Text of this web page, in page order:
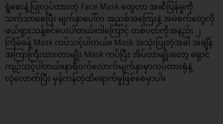
ရွံစေးနဲ့ ပြုလုပ်ထားတဲ့ Face Mask တွေဟာ အဆီပြန်မှုကို
သက်သာစေပြီး မျက်နှာပေါ်က အညစ်အကြေးနဲ့ အမဲစက်တွေကို
ဖယ်ရှားသန့်စင်ပေးပါတယ်။ဒါကြောင့် တစ်ပတ်ကိုအနည်း ၂
ကြိမ်ခန့် Mask ကပ်သင့်ပါတယ်။ Mask အသုံးပြုတဲ့အခါ အချိန်
အကြာကြီးထားတာမျိုး Mask ကပ်ပြီး အိပ်တာမျိုးတော့ ရှောင်
ကျဉ်သင့်ပါတယ်။နာရီဝက်လောက်မျက်နှာမှာကပ်ထားရုံနဲ့
လုံလောက်ပြီး မှန်ကန်တဲ့ထိရောက်မှုဖြစ်စေမှာပါ။